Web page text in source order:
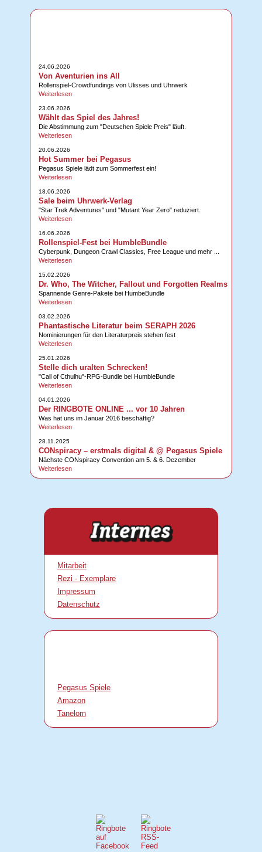
24.06.2026
Von Aventurien ins All
Rollenspiel-Crowdfundings von Ulisses und Uhrwerk
Weiterlesen
23.06.2026
Wählt das Spiel des Jahres!
Die Abstimmung zum "Deutschen Spiele Preis" läuft.
Weiterlesen
20.06.2026
Hot Summer bei Pegasus
Pegasus Spiele lädt zum Sommerfest ein!
Weiterlesen
18.06.2026
Sale beim Uhrwerk-Verlag
"Star Trek Adventures" und "Mutant Year Zero" reduziert.
Weiterlesen
16.06.2026
Rollenspiel-Fest bei HumbleBundle
Cyberpunk, Dungeon Crawl Classics, Free League und mehr ...
Weiterlesen
15.02.2026
Dr. Who, The Witcher, Fallout und Forgotten Realms
Spannende Genre-Pakete bei HumbeBundle
Weiterlesen
03.02.2026
Phantastische Literatur beim SERAPH 2026
Nominierungen für den Literaturpreis stehen fest
Weiterlesen
25.01.2026
Stelle dich uralten Schrecken!
"Call of Cthulhu"-RPG-Bundle bei HumbleBundle
Weiterlesen
04.01.2026
Der RINGBOTE ONLINE ... vor 10 Jahren
Was hat uns im Januar 2016 beschäftig?
Weiterlesen
28.11.2025
CONspiracy – erstmals digital & @ Pegasus Spiele
Nächste CONspiracy Convention am 5. & 6. Dezember
Weiterlesen
Mitarbeit
Rezi - Exemplare
Impressum
Datenschutz
Pegasus Spiele
Amazon
Tanelorn